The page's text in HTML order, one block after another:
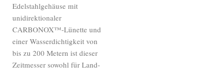
Edelstahlgehäuse mit
unidirektionaler
CARBONOX™-Lünette und
einer Wasserdichtigkeit von
bis zu 200 Metern ist dieser
Zeitmesser sowohl für Land-